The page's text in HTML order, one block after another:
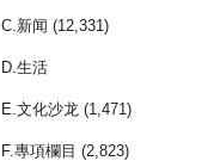
C.新闻 (12,331)
D.生活
E.文化沙龙 (1,471)
F.專項欄目 (2,823)